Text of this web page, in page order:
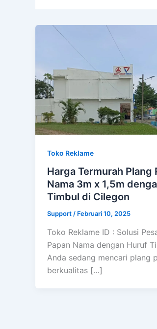
Toko Reklame
Harga Termurah Plang
Nama 3m x 1,5m
Timbul di Cilegon
Support/ Februari 10, 2025
Toko Reklame ID : Solusi
Papan Nama dengan Huruf
Anda sedang mencari plang
berkualitas […]